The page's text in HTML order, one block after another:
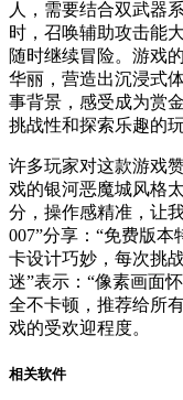
人，需要结合双武器
时，召唤辅助攻击能
随时继续冒险。游戏
华丽，营造出沉浸式
事背景，感受成为赏
挑战性和探索乐趣的玩
许多玩家对这款游戏
戏的银河恶魔城风格
分，操作感精准，让
007”分享：“免费版
卡设计巧妙，每次挑
迷”表示：“像素画面
全不卡顿，推荐给所
戏的受欢迎程度。
相关软件